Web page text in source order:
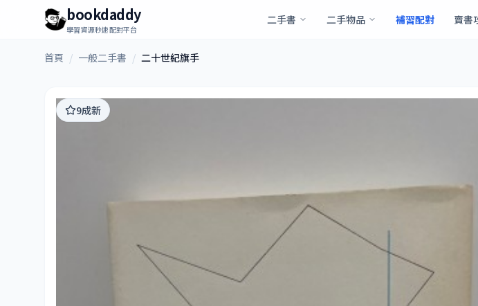
bookdaddy
學習資源秒速配對平台
二手書 二手物品 補習配對 賣書
首頁 / 一般二手書 / 二十世紀旗手
9成新